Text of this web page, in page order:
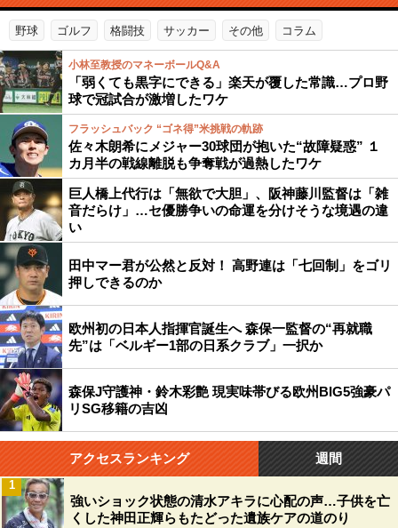
野球 ゴルフ 格闘技 サッカー その他 コラム
小林至教授のマネーボールQ&A
「弱くても黒字にできる」楽天が覆した常識…プロ野
球で冠試合が激増したワケ
フラッシュバック “ゴネ得”米挑戦の軌跡
佐々木朗希にメジャー30球団が抱いた“故障疑惑” １
カ月半の戦線離脱も争奪戦が過熱したワケ
巨人橋上代行は「無欲で大胆」、阪神藤川監督は「雑
音だらけ」…セ優勝争いの命運を分けそうな境遇の違
い
田中マー君が公然と反対！ 高野連は「七回制」をゴリ
押しできるのか
欧州初の日本人指揮官誕生へ 森保一監督の“再就職
先”は「ベルギー1部の日系クラブ」一択か
森保J守護神・鈴木彩艶 現実味帯びる欧州BIG5強豪パ
リSG移籍の吉凶
アクセスランキング 週間
強いショック状態の清水アキラに心配の声…子供を亡
くした神田正輝らもたどった遺族ケアの道のり
1